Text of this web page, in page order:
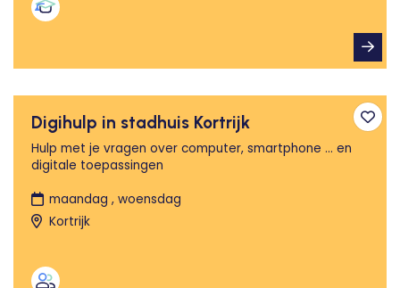
Digihulp in stadhuis Kortrijk
Hulp met je vragen over computer, smartphone ... en
digitale toepassingen
maandag , woensdag
Kortrijk